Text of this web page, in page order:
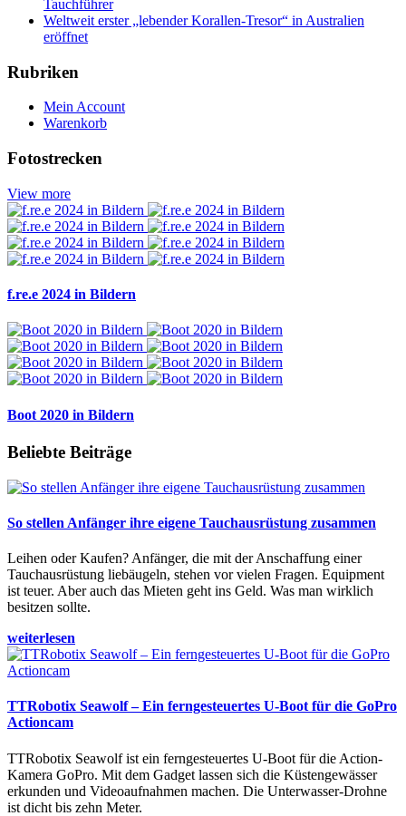
Tauchführer
Weltweit erster „lebender Korallen-Tresor“ in Australien
eröffnet
Rubriken
Mein Account
Warenkorb
Fotostrecken
View more
f.re.e 2024 in Bildern
Boot 2020 in Bildern
Beliebte Beiträge
So stellen Anfänger ihre eigene Tauchausrüstung zusammen
Leihen oder Kaufen? Anfänger, die mit der Anschaffung einer
Tauchausrüstung liebäugeln, stehen vor vielen Fragen. Equipment
ist teuer. Aber auch das Mieten geht ins Geld. Was man wirklich
besitzen sollte.
weiterlesen
TTRobotix Seawolf – Ein ferngesteuertes U-Boot für die GoPro
Actioncam
TTRobotix Seawolf ist ein ferngesteuertes U-Boot für die Action-
Kamera GoPro. Mit dem Gadget lassen sich die Küstengewässer
erkunden und Videoaufnahmen machen. Die Unterwasser-Drohne
ist dicht bis zehn Meter.